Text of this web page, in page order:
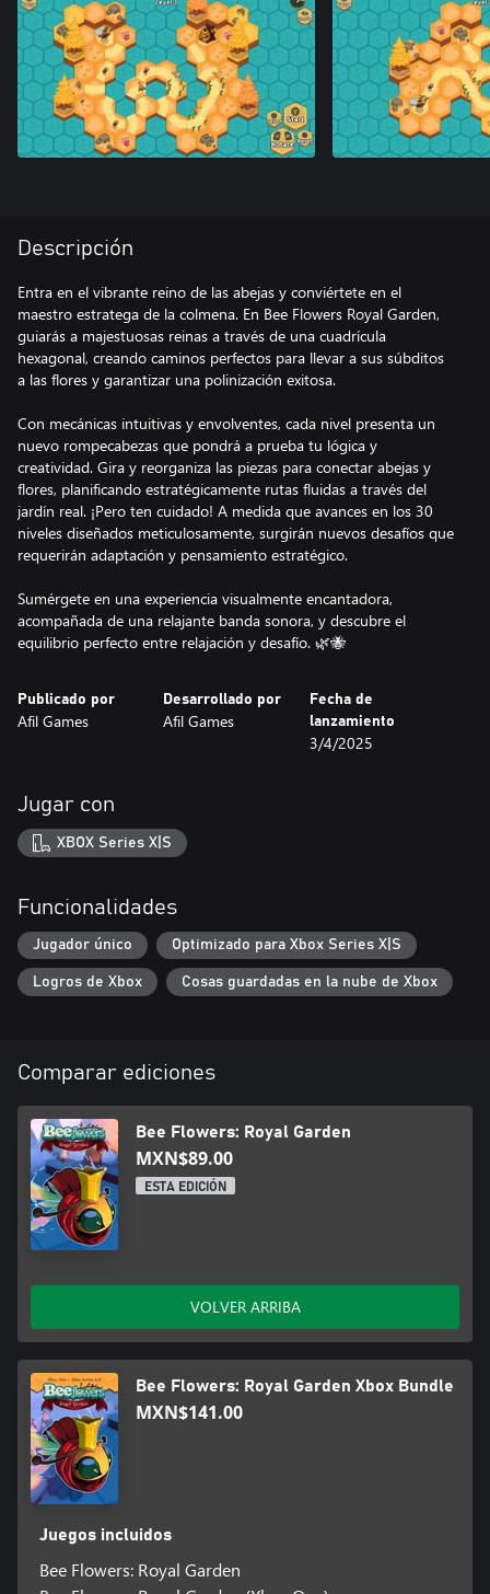
Descripción
Entra en el vibrante reino de las abejas y conviértete en el
maestro estratega de la colmena. En Bee Flowers Royal Garden,
guiarás a majestuosas reinas a través de una cuadrícula
hexagonal, creando caminos perfectos para llevar a sus súbditos
a las flores y garantizar una polinización exitosa.
Con mecánicas intuitivas y envolventes, cada nivel presenta un
nuevo rompecabezas que pondrá a prueba tu lógica y
creatividad. Gira y reorganiza las piezas para conectar abejas y
flores, planificando estratégicamente rutas fluidas a través del
jardín real. ¡Pero ten cuidado! A medida que avances en los 30
niveles diseñados meticulosamente, surgirán nuevos desafíos que
requerirán adaptación y pensamiento estratégico.
Sumérgete en una experiencia visualmente encantadora,
acompañada de una relajante banda sonora, y descubre el
equilibrio perfecto entre relajación y desafío. 🌿🐝
Publicado por
Afil Games
Desarrollado por
Afil Games
Fecha de
lanzamiento
3/4/2025
Jugar con
XBOX Series X|S
Funcionalidades
Jugador único Optimizado para Xbox Series X|S
Logros de Xbox Cosas guardadas en la nube de Xbox
Comparar ediciones
Bee Flowers: Royal Garden
MXN$89.00
ESTA EDICIÓN
VOLVER ARRIBA
Bee Flowers: Royal Garden Xbox Bundle
MXN$141.00
Juegos incluidos
Bee Flowers: Royal Garden